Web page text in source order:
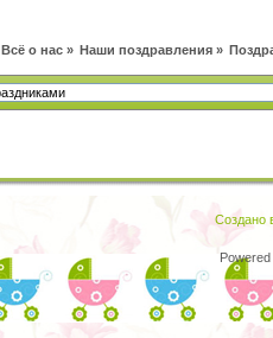
Всё о нас» Наши поздравления»
Создано